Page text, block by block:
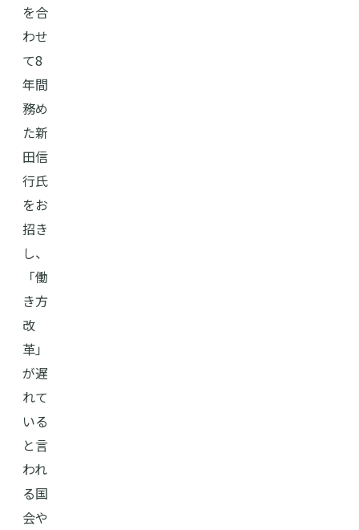
を合
わせ
て8
年間
務め
た新
田信
行氏
をお
招き
し、
「働
き方
改
革」
が遅
れて
いる
と言
われ
る国
会や